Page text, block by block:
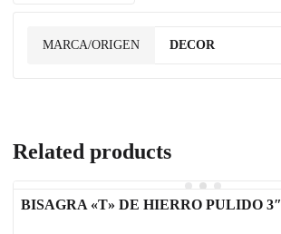
MARCA/ORIGEN DECOR
Related products
BISAGRA «T» DE HIERRO PULIDO 3″